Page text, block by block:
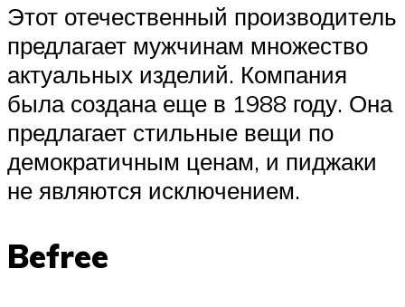
Этот отечественный производитель
предлагает мужчинам множество
актуальных изделий. Компания
была создана еще в 1988 году. Она
предлагает стильные вещи по
демократичным ценам, и пиджаки
не являются исключением.
Befree